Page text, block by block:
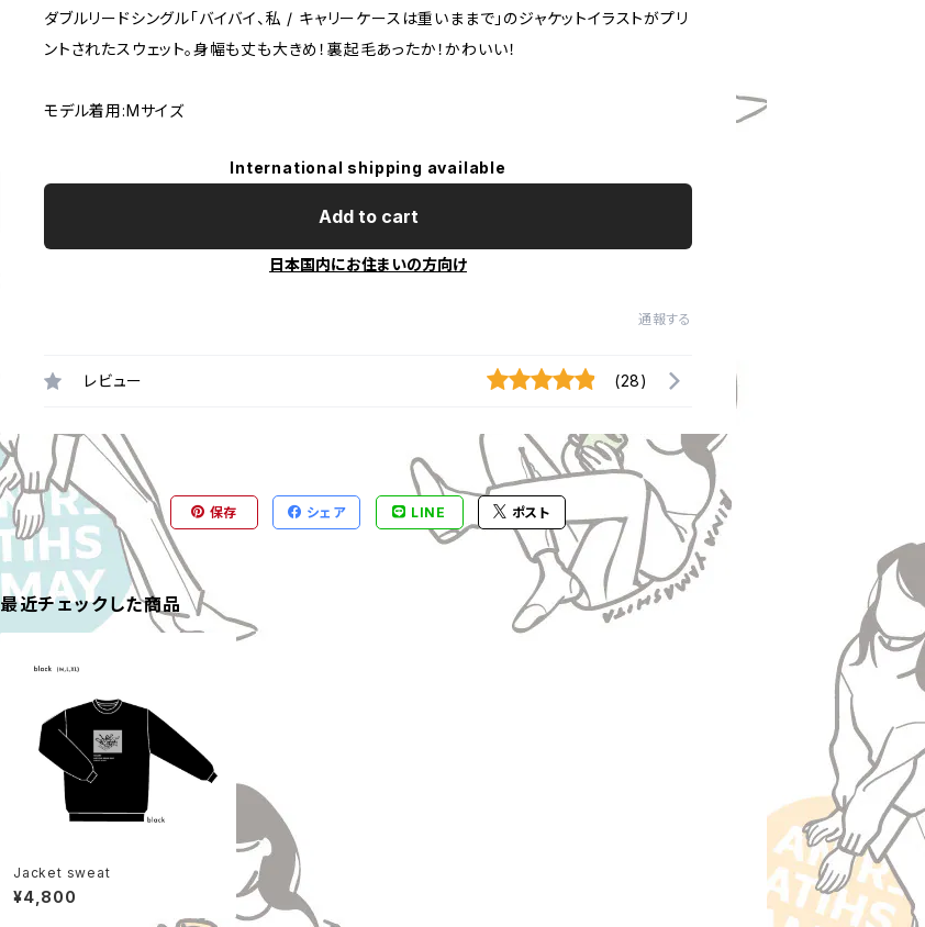
ダブルリードシングル「バイバイ、私 / キャリーケースは重いままで」のジャケットイラストがプリ
ントされたスウェット。身幅も丈も大きめ！裏起毛あったか！かわいい！
モデル着用:Mサイズ
International shipping available
Add to cart
日本国内にお住まいの方向け
通報する
レビュー (28)
保存 シェア LINE ポスト
最近チェックした商品
Jacket sweat
¥4,800